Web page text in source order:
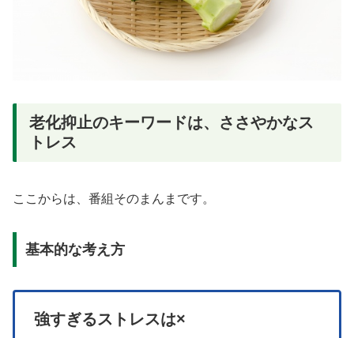
老化抑止のキーワードは、ささやかなス
トレス
ここからは、番組そのまんまです。
基本的な考え方
強すぎるストレスは×